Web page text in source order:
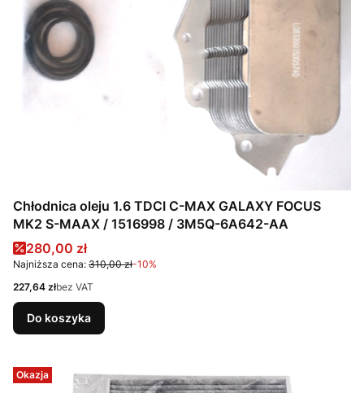
Chłodnica oleju 1.6 TDCI C-MAX GALAXY FOCUS
MK2 S-MAAX / 1516998 / 3M5Q-6A642-AA
Cena promocyjna
280,00 zł
Najniższa cena: 310,00 zł-10%
Cena
227,64 złbez VAT
Do koszyka
Okazja